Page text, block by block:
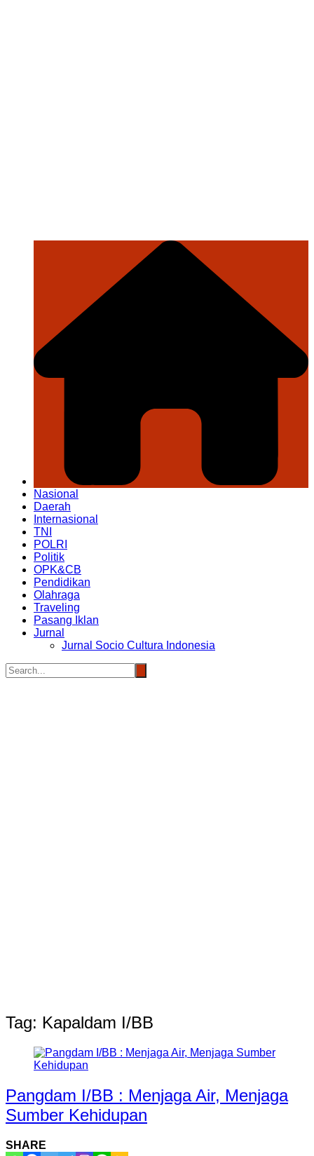
Nasional
Daerah
Internasional
TNI
POLRI
Politik
OPK&CB
Pendidikan
Olahraga
Traveling
Pasang Iklan
Jurnal
Jurnal Socio Cultura Indonesia
Tag: Kapaldam I/BB
Pangdam I/BB : Menjaga Air, Menjaga
Sumber Kehidupan
SHARE